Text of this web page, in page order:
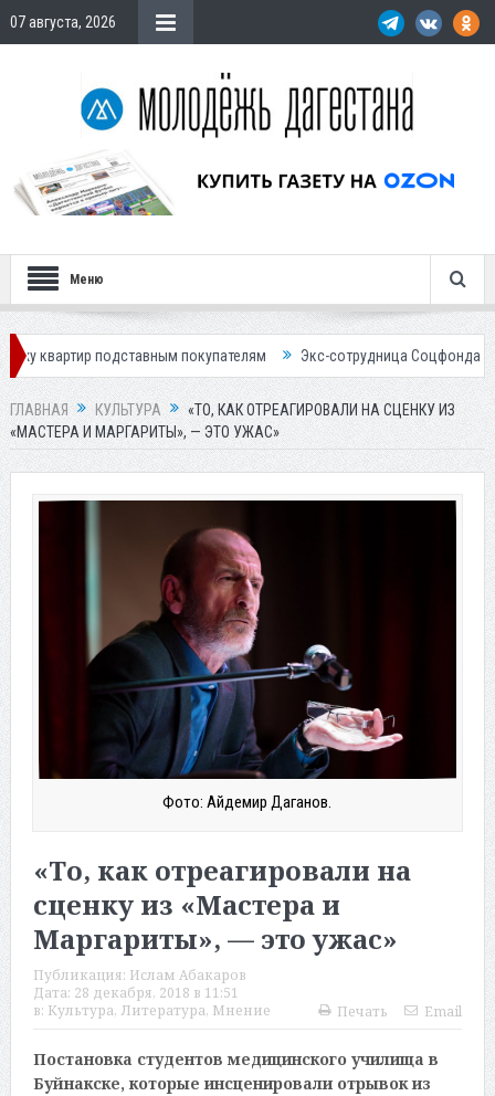
07 августа, 2026
Меню
покупателям Экс-сотрудница Соцфонда получила срок
ГЛАВНАЯ КУЛЬТУРА
«ТО, КАК ОТРЕАГИРОВАЛИ НА СЦЕНКУ ИЗ
«МАСТЕРА И МАРГАРИТЫ», — ЭТО УЖАС»
Фото: Айдемир Даганов.
«То, как отреагировали на
сценку из «Мастера и
Маргариты», — это ужас»
Публикация: Ислам Абакаров
Дата: 28 декабря, 2018 в 11:51
в: Культура, Литература, Мнение Печать Email
Постановка студентов медицинского училища в
Буйнакске, которые инсценировали отрывок из